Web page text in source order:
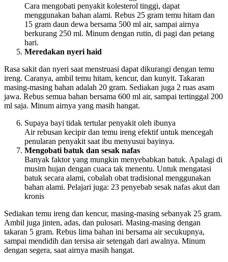
Cara mengobati penyakit kolesterol tinggi, dapat
menggunakan bahan alami. Rebus 25 gram temu hitam dan
15 gram daun dewa bersama 500 ml air, sampai airnya
berkurang 250 ml. Minum dengan rutin, di pagi dan petang
hari.
Meredakan nyeri haid
Rasa sakit dan nyeri saat menstruasi dapat dikurangi dengan temu
ireng. Caranya, ambil temu hitam, kencur, dan kunyit. Takaran
masing-masing bahan adalah 20 gram. Sediakan juga 2 ruas asam
jawa. Rebus semua bahan bersama 600 ml air, sampai tertinggal 200
ml saja. Minum airnya yang masih hangat.
Supaya bayi tidak tertular penyakit oleh ibunya
Air rebusan kecipir dan temu ireng efektif untuk mencegah
penularan penyakit saat ibu menyusui bayinya.
Mengobati batuk dan sesak nafas
Banyak faktor yang mungkin menyebabkan batuk. Apalagi di
musim hujan dengan cuaca tak menentu. Untuk mengatasi
batuk secara alami, cobalah obat tradisional menggunakan
bahan alami. Pelajari juga: 23 penyebab sesak nafas akut dan
kronis
Sediakan temu ireng dan kencur, masing-masing sebanyak 25 gram.
Ambil juga jinten, adas, dan pulosari. Masing-masing dengan
takaran 5 gram. Rebus lima bahan ini bersama air secukupnya,
sampai mendidih dan tersisa air setengah dari awalnya. Minum
dengan segera, saat airnya masih hangat.